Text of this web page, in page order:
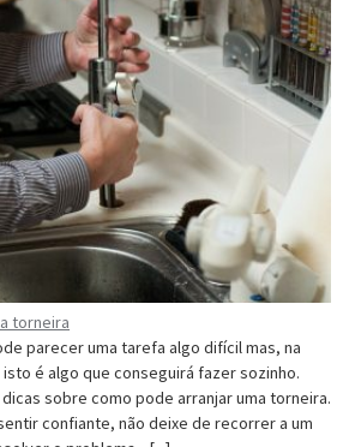
torneira
parecer uma tarefa algo difícil mas, na
é algo que conseguirá fazer sozinho.
sobre como pode arranjar uma torneira.
confiante, não deixe de recorrer a um